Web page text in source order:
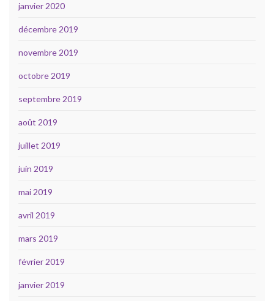
janvier 2020
décembre 2019
novembre 2019
octobre 2019
septembre 2019
août 2019
juillet 2019
juin 2019
mai 2019
avril 2019
mars 2019
février 2019
janvier 2019